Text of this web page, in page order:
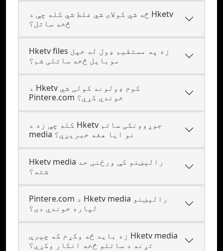
څه شي کولای شي غلط شي کله چې د Hketv
څخه ساتل؟
Hketv files زه په مستقیم ډول له خپل
موبایل څخه ساتلی شم؟
د Hketv کوم ډولونه کولی شي
Pintere.com خوندي کړي؟
کله چې زه د Hketv جوړوونکی ساتم
media نو ایا هغه خبريږي؟
Hketv media رالېښنو کې ورځنی حد
شته؟
Pintere.com د Hketv media رالېښنو
لپاره خوندي دی؟
زه بايد څه وکړم که چېرې Hketv media
تړنه د ساتلو څخه انکار وکړي؟